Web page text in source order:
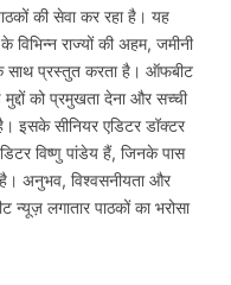
की सेवा कर रहा है। यह
राज्यों की अहम, जमीनी
साथ प्रस्तुत करता है। ऑफबीट
को प्रमुखता देना और सच्ची
इसके सीनियर एडिटर डॉक्टर
विष्णु पांडेय हैं, जिनके पास
अनुभव, विश्वसनीयता और
लगातार पाठकों का भरोसा